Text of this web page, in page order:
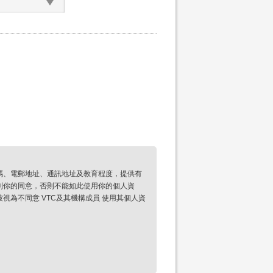
電郵地址、通訊地址及教育程度，提供有
的同意，否則不能如此使用你的個人資
為不同意 VTC及其機構成員 使用其個人資